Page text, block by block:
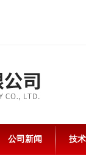
公司新闻 技